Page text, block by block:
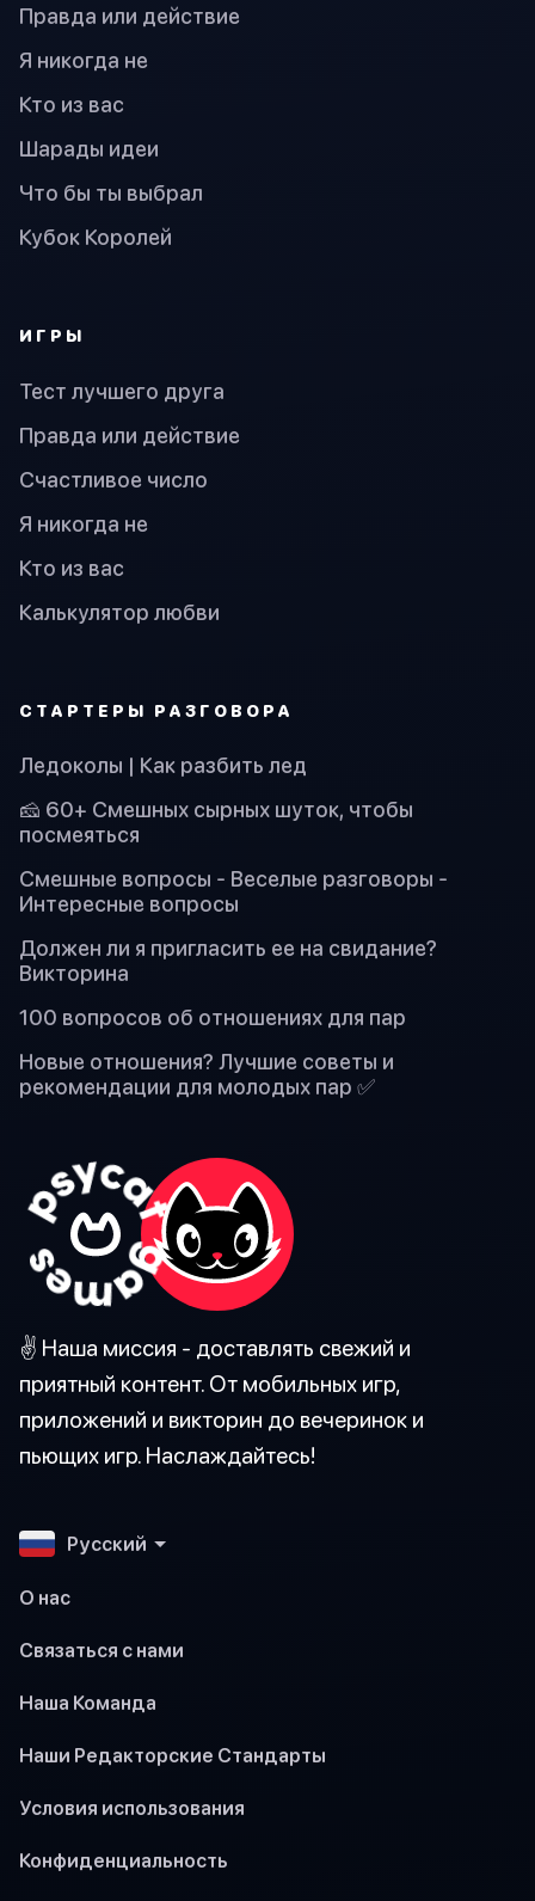
Правда или действие
Я никогда не
Кто из вас
Шарады идеи
Что бы ты выбрал
Кубок Королей
ИГРЫ
Тест лучшего друга
Правда или действие
Счастливое число
Я никогда не
Кто из вас
Калькулятор любви
СТАРТЕРЫ РАЗГОВОРА
Ледоколы | Как разбить лед
🧀 60+ Смешных сырных шуток, чтобы
посмеяться
Смешные вопросы - Веселые разговоры -
Интересные вопросы
Должен ли я пригласить ее на свидание?
Викторина
100 вопросов об отношениях для пар
Новые отношения? Лучшие советы и
рекомендации для молодых пар ✅
✌️ Наша миссия - доставлять свежий и
приятный контент. От мобильных игр,
приложений и викторин до вечеринок и
пьющих игр. Наслаждайтесь!
Pусский
О нас
Связаться с нами
Наша Команда
Наши Редакторские Стандарты
Условия использования
Конфиденциальность